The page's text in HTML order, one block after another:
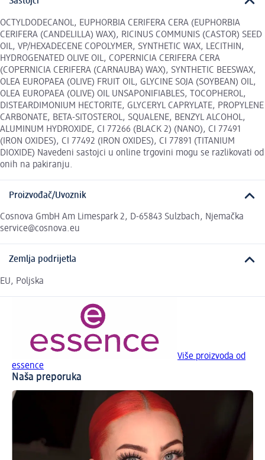
OCTYLDODECANOL, EUPHORBIA CERIFERA CERA (EUPHORBIA
CERIFERA (CANDELILLA) WAX), RICINUS COMMUNIS (CASTOR) SEED
OIL, VP/HEXADECENE COPOLYMER, SYNTHETIC WAX, LECITHIN,
HYDROGENATED OLIVE OIL, COPERNICIA CERIFERA CERA
(COPERNICIA CERIFERA (CARNAUBA) WAX), SYNTHETIC BEESWAX,
OLEA EUROPAEA (OLIVE) FRUIT OIL, GLYCINE SOJA (SOYBEAN) OIL,
OLEA EUROPAEA (OLIVE) OIL UNSAPONIFIABLES, TOCOPHEROL,
DISTEARDIMONIUM HECTORITE, GLYCERYL CAPRYLATE, PROPYLENE
CARBONATE, BETA-SITOSTEROL, SQUALENE, BENZYL ALCOHOL,
ALUMINUM HYDROXIDE, CI 77266 (BLACK 2) (NANO), CI 77491
(IRON OXIDES), CI 77492 (IRON OXIDES), CI 77891 (TITANIUM
DIOXIDE) Navedeni sastojci u online trgovini mogu se razlikovati od
onih na pakiranju.
Proizvođač/Uvoznik
Cosnova GmbH Am Limespark 2, D-65843 Sulzbach, Njemačka
service@cosnova.eu
Zemlja podrijetla
EU, Poljska
Više proizvoda od
essence
Naša preporuka